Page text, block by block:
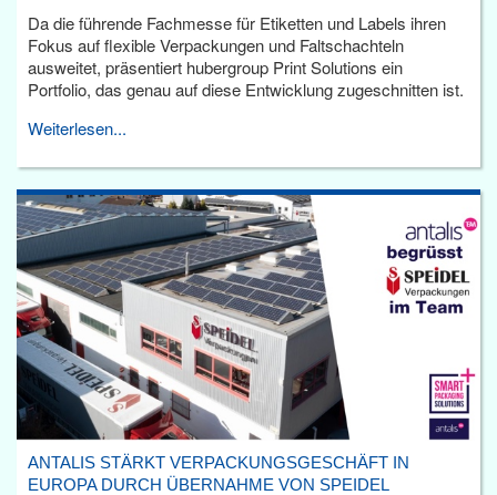
Da die führende Fachmesse für Etiketten und Labels ihren
Fokus auf flexible Verpackungen und Faltschachteln
ausweitet, präsentiert hubergroup Print Solutions ein
Portfolio, das genau auf diese Entwicklung zugeschnitten ist.
Weiterlesen...
ANTALIS STÄRKT VERPACKUNGSGESCHÄFT IN
EUROPA DURCH ÜBERNAHME VON SPEIDEL